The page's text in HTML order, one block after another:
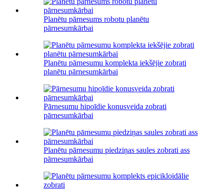
Planētu pārnesums robotu planētu
pārnesumkārbai
Planētu pārnesumu komplekta iekšējie zobrati
planētu pārnesumkārbai
Pārnesumu hipoīdie konusveida zobrati
pārnesumkārbai
Planētu pārnesumu piedziņas saules zobrati ass
pārnesumkārbai